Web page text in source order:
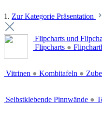
1. Zur Kategorie Präsentation
Flipcharts und
Flipcharts ●
Vitrinen ● Kombitafeln ●
Selbstklebende Pinnwände ●